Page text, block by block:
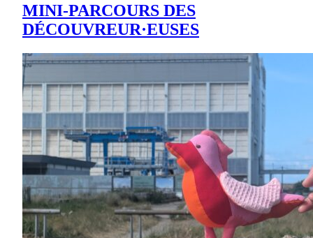
MINI-PARCOURS DES
DÉCOUVREUR·EUSES